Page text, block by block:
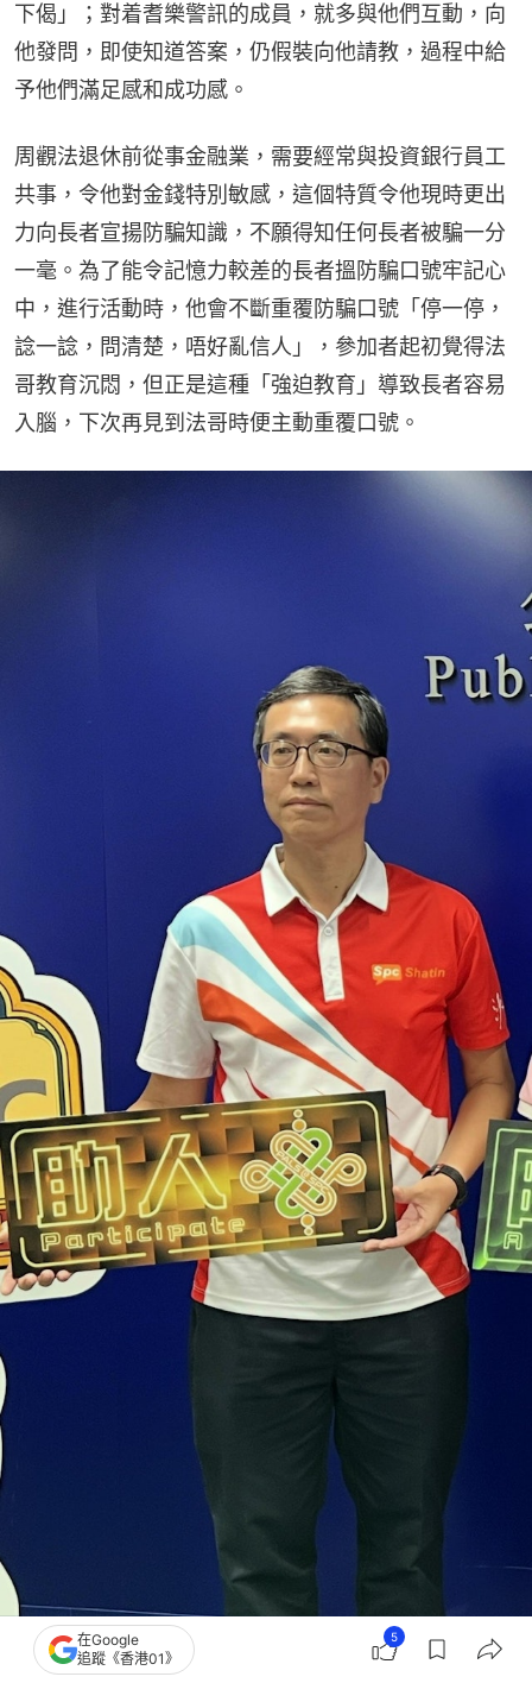
下偈」；對着耆樂警訊的成員，就多與他們互動，向
他發問，即使知道答案，仍假裝向他請教，過程中給
予他們滿足感和成功感。
周觀法退休前從事金融業，需要經常與投資銀行員工
共事，令他對金錢特別敏感，這個特質令他現時更出
力向長者宣揚防騙知識，不願得知任何長者被騙一分
一毫。為了能令記憶力較差的長者搵防騙口號牢記心
中，進行活動時，他會不斷重覆防騙口號「停一停，
諗一諗，問清楚，唔好亂信人」，參加者起初覺得法
哥教育沉悶，但正是這種「強迫教育」導致長者容易
入腦，下次再見到法哥時便主動重覆口號。
周觀法藉着在沙田區擔任司儀加入耆樂警訊，期望總部未來繼續安排他不同形式的
司儀工作。（陳巧恩攝）
在Google
追蹤《香港01》
5